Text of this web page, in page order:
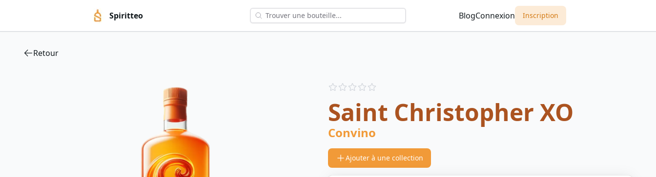
Spiritteo BlogConnexion Inscription
Retour
Reviews
Saint Christopher XO
Convino
Ajouter à une collection